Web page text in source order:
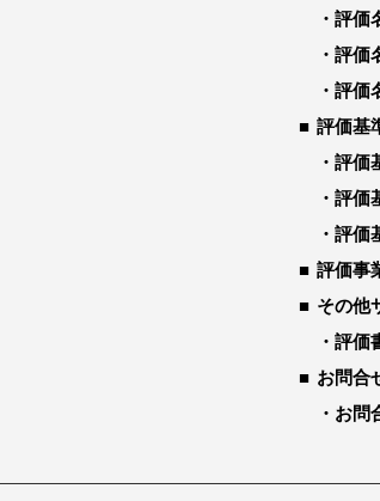
評価
評価
評価
評価基
評価
評価
評価
評価事
その他
評価
お問合
お問